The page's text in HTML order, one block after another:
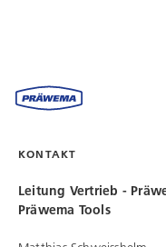
KONTAKT
Leitung Vertrieb -
Präwema Tools